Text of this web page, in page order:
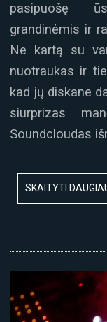
pasipuošę
grandinėmis ir
Ne kartą su
nuotraukas ir
kad jų diskane
siurprizas
Soundcloudas
SKAITYTI